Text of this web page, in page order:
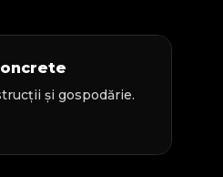
și gospodărie.